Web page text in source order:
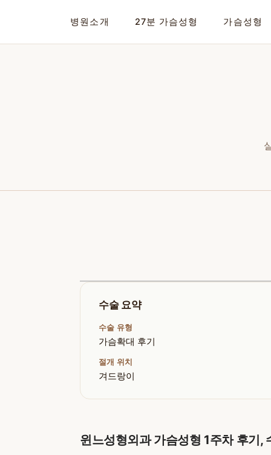
병원소개 27분 가슴성형 가슴성형
수술 요약
수술 유형
가슴확대 후기
절개 위치
겨드랑이
윈느성형외과 가슴성형 1주차 후기